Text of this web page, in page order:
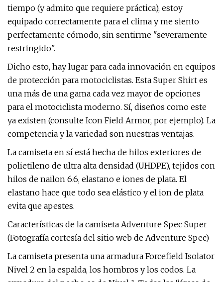
tiempo (y admito que requiere práctica), estoy
equipado correctamente para el clima y me siento
perfectamente cómodo, sin sentirme "severamente
restringido".
Dicho esto, hay lugar para cada innovación en equipos
de protección para motociclistas. Esta Super Shirt es
una más de una gama cada vez mayor de opciones
para el motociclista moderno. Sí, diseños como este
ya existen (consulte Icon Field Armor, por ejemplo). La
competencia y la variedad son nuestras ventajas.
La camiseta en sí está hecha de hilos exteriores de
polietileno de ultra alta densidad (UHDPE), tejidos con
hilos de nailon 6.6, elastano e iones de plata. El
elastano hace que todo sea elástico y el ion de plata
evita que apestes.
Características de la camiseta Adventure Spec Super
(Fotografía cortesía del sitio web de Adventure Spec)
La camiseta presenta una armadura Forcefield Isolator
Nivel 2 en la espalda, los hombros y los codos. La